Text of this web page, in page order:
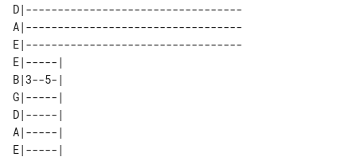
D|----------------------------------
A|----------------------------------
E|----------------------------------
E|-----|
B|3--5-|
G|-----|
D|-----|
A|-----|